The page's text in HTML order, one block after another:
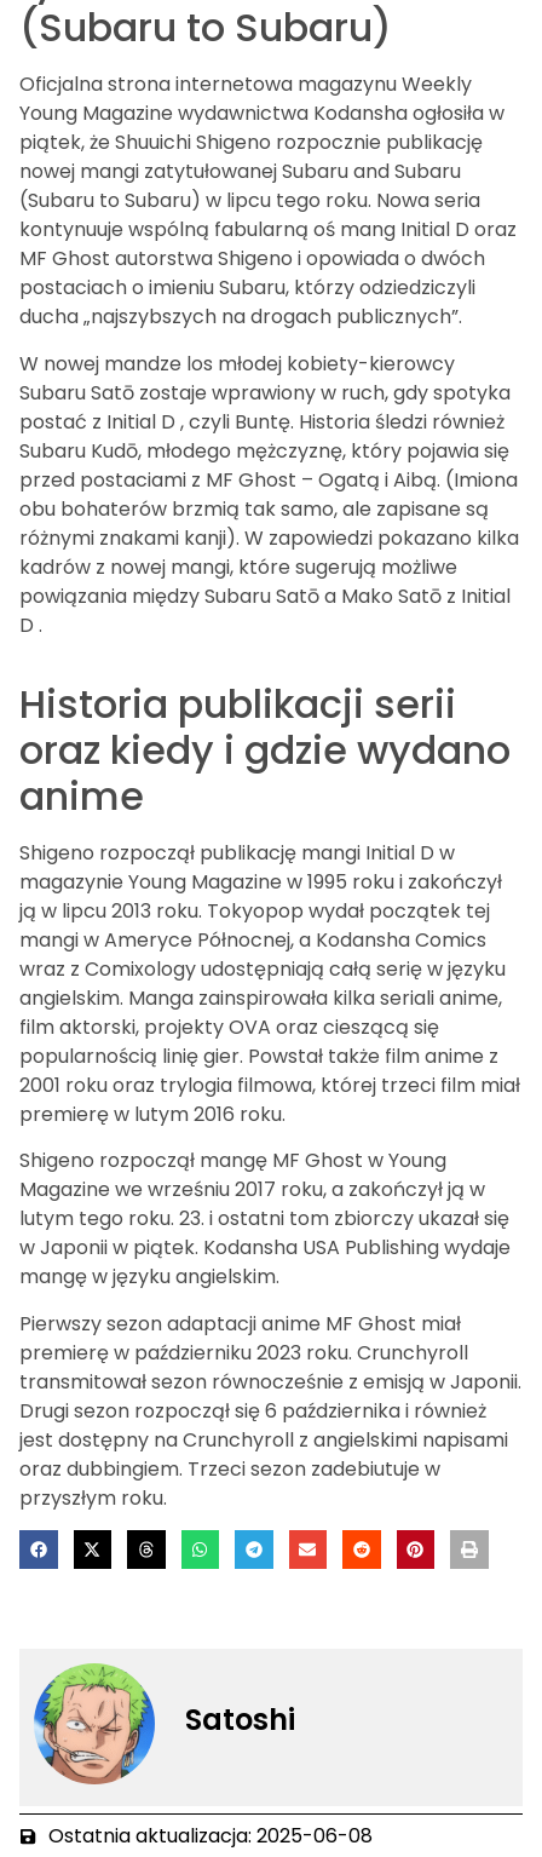
(Subaru to Subaru)
Oficjalna strona internetowa magazynu Weekly
Young Magazine wydawnictwa Kodansha ogłosiła w
piątek, że Shuuichi Shigeno rozpocznie publikację
nowej mangi zatytułowanej Subaru and Subaru
(Subaru to Subaru) w lipcu tego roku. Nowa seria
kontynuuje wspólną fabularną oś mang Initial D oraz
MF Ghost autorstwa Shigeno i opowiada o dwóch
postaciach o imieniu Subaru, którzy odziedziczyli
ducha „najszybszych na drogach publicznych”.
W nowej mandze los młodej kobiety-kierowcy
Subaru Satō zostaje wprawiony w ruch, gdy spotyka
postać z Initial D , czyli Buntę. Historia śledzi również
Subaru Kudō, młodego mężczyznę, który pojawia się
przed postaciami z MF Ghost – Ogatą i Aibą. (Imiona
obu bohaterów brzmią tak samo, ale zapisane są
różnymi znakami kanji). W zapowiedzi pokazano kilka
kadrów z nowej mangi, które sugerują możliwe
powiązania między Subaru Satō a Mako Satō z Initial
D .
Historia publikacji serii
oraz kiedy i gdzie wydano
anime
Shigeno rozpoczął publikację mangi Initial D w
magazynie Young Magazine w 1995 roku i zakończył
ją w lipcu 2013 roku. Tokyopop wydał początek tej
mangi w Ameryce Północnej, a Kodansha Comics
wraz z Comixology udostępniają całą serię w języku
angielskim. Manga zainspirowała kilka seriali anime,
film aktorski, projekty OVA oraz cieszącą się
popularnością linię gier. Powstał także film anime z
2001 roku oraz trylogia filmowa, której trzeci film miał
premierę w lutym 2016 roku.
Shigeno rozpoczął mangę MF Ghost w Young
Magazine we wrześniu 2017 roku, a zakończył ją w
lutym tego roku. 23. i ostatni tom zbiorczy ukazał się
w Japonii w piątek. Kodansha USA Publishing wydaje
mangę w języku angielskim.
Pierwszy sezon adaptacji anime MF Ghost miał
premierę w październiku 2023 roku. Crunchyroll
transmitował sezon równocześnie z emisją w Japonii.
Drugi sezon rozpoczął się 6 października i również
jest dostępny na Crunchyroll z angielskimi napisami
oraz dubbingiem. Trzeci sezon zadebiutuje w
przyszłym roku.
Satoshi
Ostatnia aktualizacja: 2025-06-08